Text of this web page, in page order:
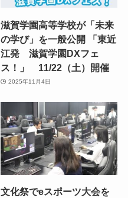
滋賀学園高等学校が「未来
の学び」を一般公開 「東近
江発 滋賀学園DXフェ
ス！」 11/22（土）開催
2025年11月4日
文化祭でeスポーツ大会を